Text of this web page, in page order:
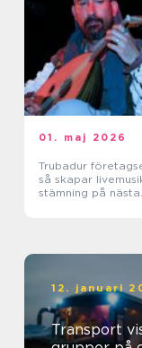
01. maj 2026
Trubadur
så skapar
stämning på nästa
12. januari
Transport visby smarta